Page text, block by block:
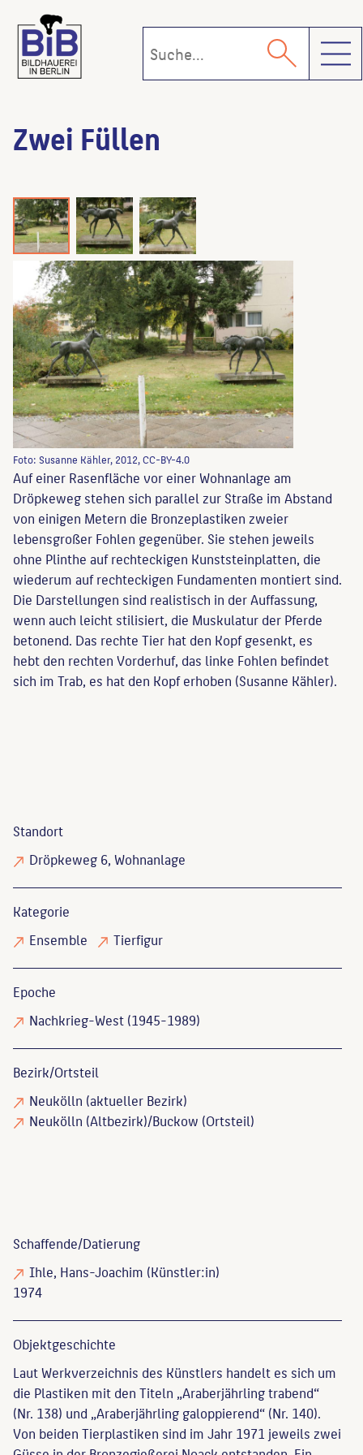
Zwei Füllen
Foto: Susanne Kähler, 2012, CC-BY-4.0
Auf einer Rasenfläche vor einer Wohnanlage am
Dröpkeweg stehen sich parallel zur Straße im Abstand
von einigen Metern die Bronzeplastiken zweier
lebensgroßer Fohlen gegenüber. Sie stehen jeweils
ohne Plinthe auf rechteckigen Kunststeinplatten, die
wiederum auf rechteckigen Fundamenten montiert sind.
Die Darstellungen sind realistisch in der Auffassung,
wenn auch leicht stilisiert, die Muskulatur der Pferde
betonend. Das rechte Tier hat den Kopf gesenkt, es
hebt den rechten Vorderhuf, das linke Fohlen befindet
sich im Trab, es hat den Kopf erhoben (Susanne Kähler).
Standort
Dröpkeweg 6, Wohnanlage
Kategorie
Ensemble
Tierfigur
Epoche
Nachkrieg-West (1945-1989)
Bezirk/Ortsteil
Neukölln (aktueller Bezirk)
Neukölln (Altbezirk)/Buckow (Ortsteil)
Schaffende/Datierung
Ihle, Hans-Joachim (Künstler:in)
1974
Objekt­geschichte
Laut Werkverzeichnis des Künstlers handelt es sich um
die Plastiken mit den Titeln „Araberjährling trabend“
(Nr. 138) und „Araberjährling galoppierend“ (Nr. 140).
Von beiden Tierplastiken sind im Jahr 1971 jeweils zwei